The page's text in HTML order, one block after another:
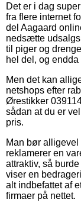
Det er i dag
fra flere internet
del Aagaard
nedsætte
til piger og
hel del, og
Men det kan
netshops efter
Ørestikker
sådan at du er
pris.
Man bør
reklamerer en
attraktiv, så
viser en
alt indbefattet af
firmaer på nettet.